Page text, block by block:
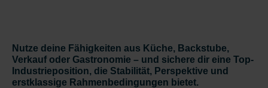
Nutze deine Fähigkeiten aus Küche, Backstube,
Verkauf oder Gastronomie – und sichere dir eine Top-
Industrieposition, die Stabilität, Perspektive und
erstklassige Rahmenbedingungen bietet.